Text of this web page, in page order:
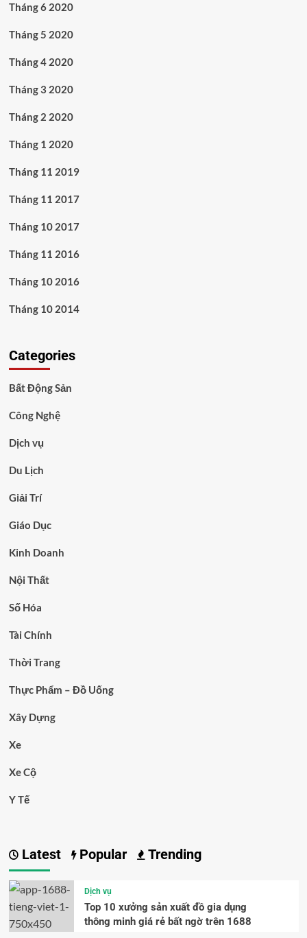
Tháng 6 2020
Tháng 5 2020
Tháng 4 2020
Tháng 3 2020
Tháng 2 2020
Tháng 1 2020
Tháng 11 2019
Tháng 11 2017
Tháng 10 2017
Tháng 11 2016
Tháng 10 2016
Tháng 10 2014
Categories
Bất Động Sản
Công Nghệ
Dịch vụ
Du Lịch
Giải Trí
Giáo Dục
Kinh Doanh
Nội Thất
Số Hóa
Tài Chính
Thời Trang
Thực Phẩm – Đồ Uống
Xây Dựng
Xe
Xe Cộ
Y Tế
Latest Popular Trending
Dịch vụ
Top 10 xưởng sản xuất đồ gia dụng
thông minh giá rẻ bất ngờ trên 1688